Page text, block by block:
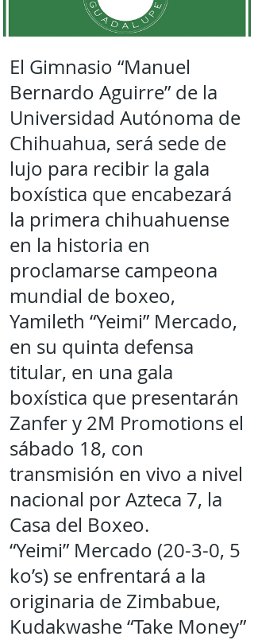
El Gimnasio “Manuel
Bernardo Aguirre” de la
Universidad Autónoma de
Chihuahua, será sede de
lujo para recibir la gala
boxística que encabezará
la primera chihuahuense
en la historia en
proclamarse campeona
mundial de boxeo,
Yamileth “Yeimi” Mercado,
en su quinta defensa
titular, en una gala
boxística que presentarán
Zanfer y 2M Promotions el
sábado 18, con
transmisión en vivo a nivel
nacional por Azteca 7, la
Casa del Boxeo.
“Yeimi” Mercado (20-3-0, 5
ko’s) se enfrentará a la
originaria de Zimbabue,
Kudakwashe “Take Money”